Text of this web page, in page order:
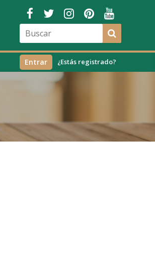
¿Estás registrado?
Entrar